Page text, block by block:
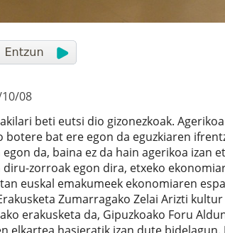
10/08
beti eutsi dio gizonezkoak.
botere bat ere egon da eguzkiaren
egon da, baina ez da hain agerikoa izan
diru-zorroak egon dira, etxeko
euskal emakumeek ekonomiaren
Zumarragako Zelai Arizti
erakusketa da, Gipuzkoako Foru